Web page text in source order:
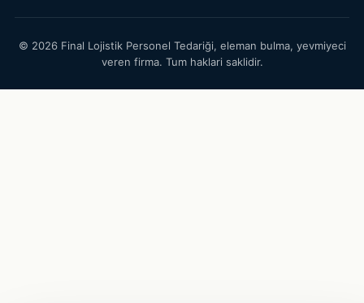
© 2026 Final Lojistik Personel Tedariği, eleman bulma, yevmiyeci
veren firma. Tum haklari saklidir.